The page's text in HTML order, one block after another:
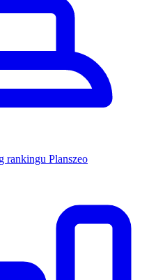
rankingu Planszeo